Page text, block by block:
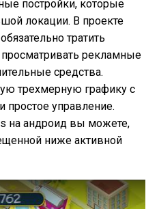
постройки, которые
локации. В проекте
тратить
рекламные
средства.
трехмерную графику с
простое управление.
на андроид вы можете,
ниже активной